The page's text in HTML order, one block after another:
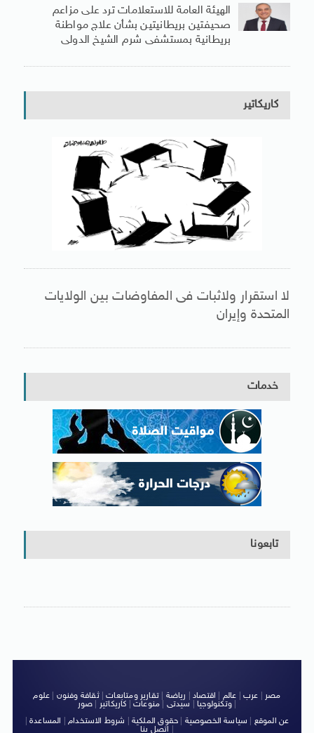
الهيئة العامة للاستعلامات ترد على مزاعم
صحيفتين بريطانيتين بشأن علاج مواطنة
بريطانية بمستشفى شرم الشيخ الدولى
كاريكاتير
لا استقرار ولاثبات فى المفاوضات بين الولايات
المتحدة وإيران
خدمات
تابعونا
مصر عرب عالم اقتصاد رياضة |تقارير ومتابعات|ثقافة وفنون
علوم
وتكنولوجيا| سيدتى منوعات كاريكاتير صور
|
عن الموقع
سياسة الخصوصية حقوق الملكية شروط الاستخدام| المساعدة|
اتصل بنا